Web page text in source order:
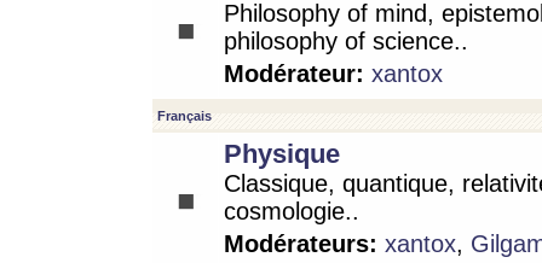
Philosophy of mind,
philosophy of science..
Modérateur: xantox
Français
Physique
Classique, quantique,
cosmologie..
Modérateurs: xantox,